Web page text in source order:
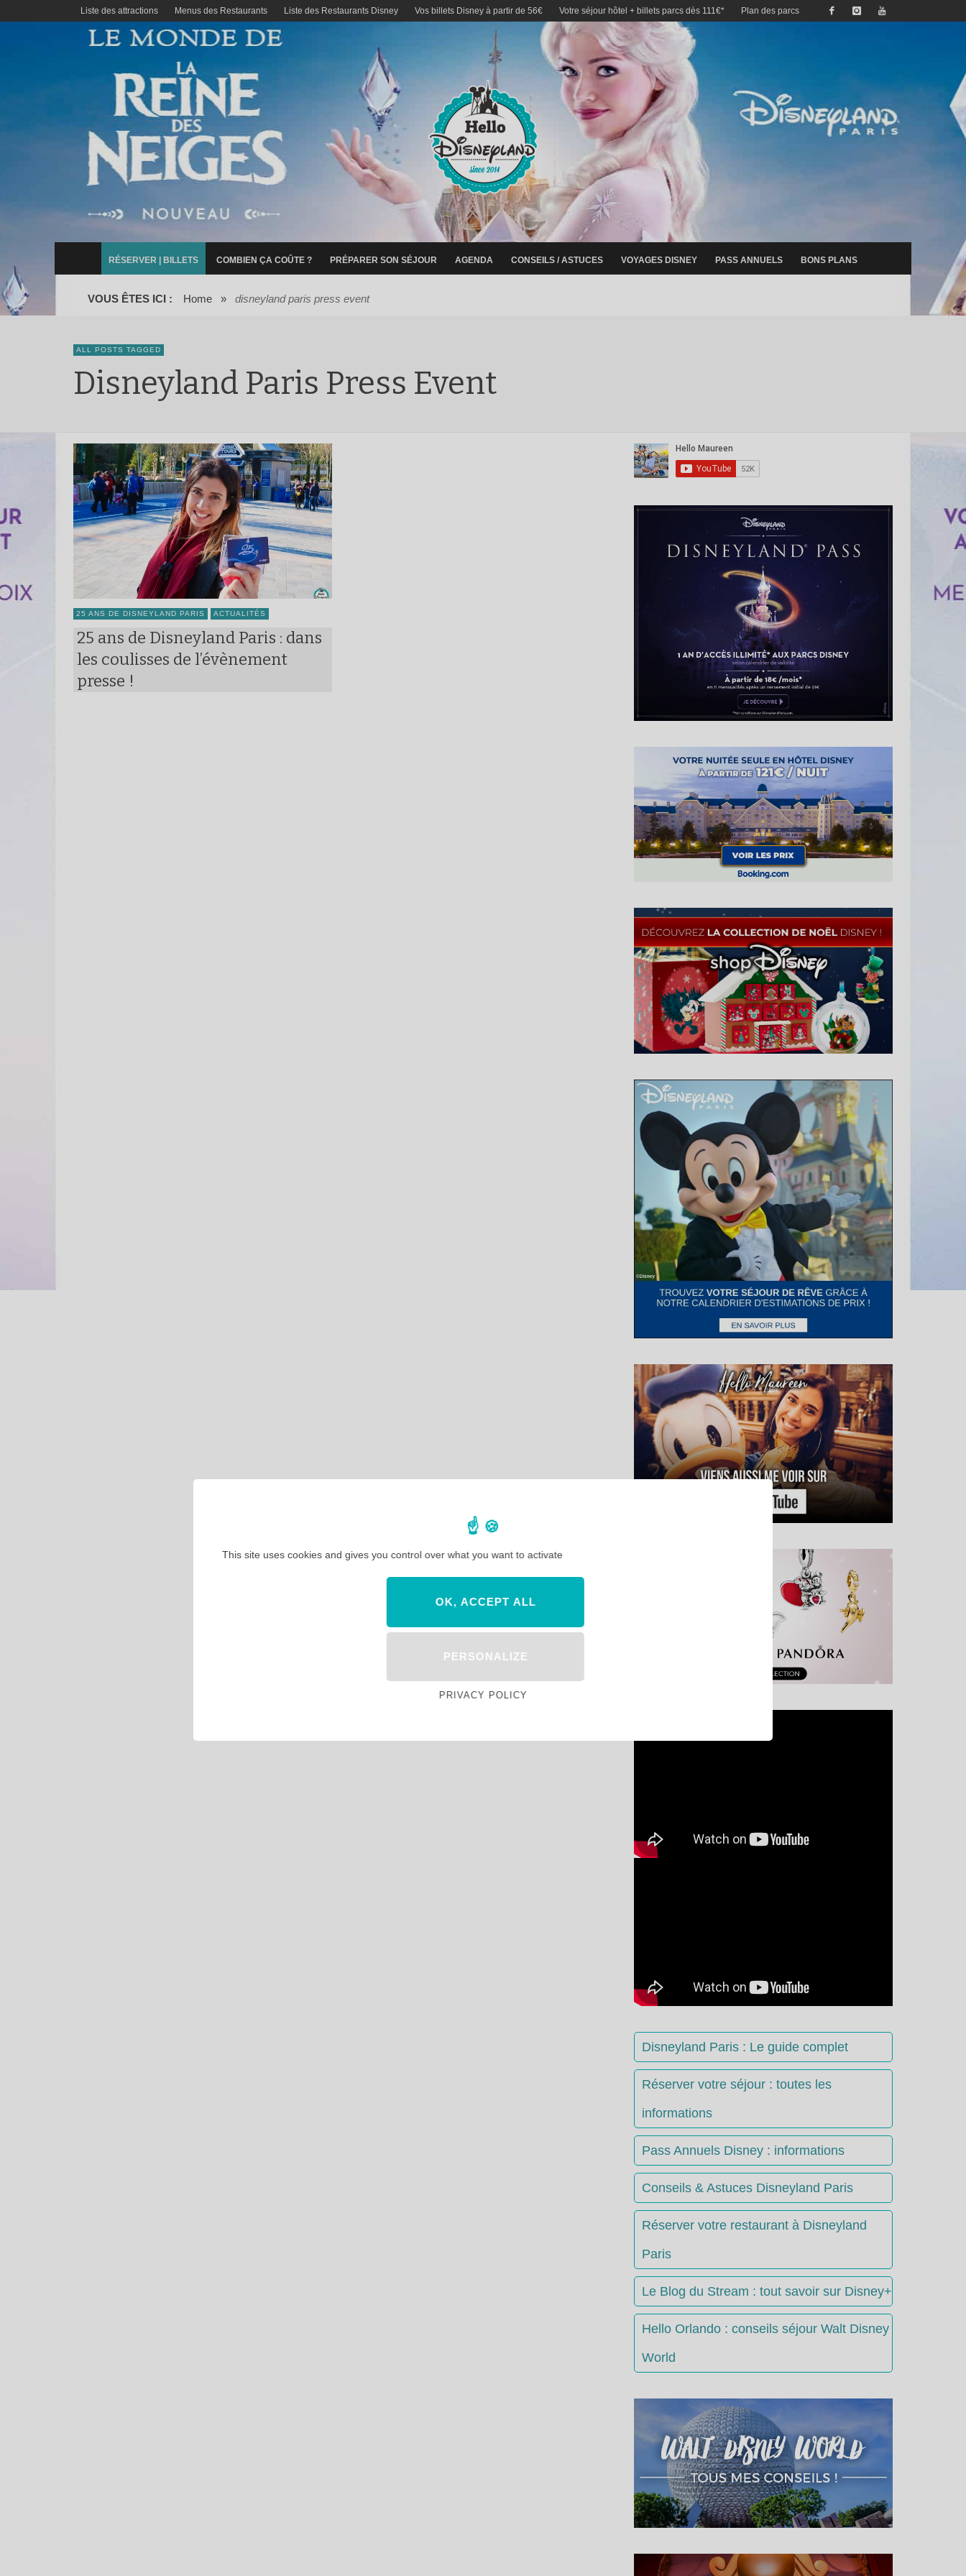
Liste des attractions Menus des Restaurants Liste des Restaurants Disney Vos billets Disney à partir de 56€ Votre séjour hôtel + billets parcs dès 111€* Plan des parcs
RÉSERVER | BILLETS COMBIEN ÇA COÛTE ? PRÉPARER SON SÉJOUR AGENDA CONSEILS / ASTUCES VOYAGES DISNEY PASS ANNUELS BONS PLANS
VOUS ÊTES ICI : Home » disneyland paris press event
ALL POSTS TAGGED
Disneyland Paris Press Event
25 ANS DE DISNEYLAND PARIS ACTUALITÉS
25 ans de Disneyland Paris : dans
les coulisses de l’évènement
presse !
Disneyland Paris : Le guide complet
Réserver votre séjour : toutes les
informations
Pass Annuels Disney : informations
Conseils & Astuces Disneyland Paris
Réserver votre restaurant à Disneyland
Paris
Le Blog du Stream : tout savoir sur Disney+
Hello Orlando : conseils séjour Walt Disney
World
This site uses cookies and gives you control over what you want to activate
OK, ACCEPT ALL
PERSONALIZE
PRIVACY POLICY